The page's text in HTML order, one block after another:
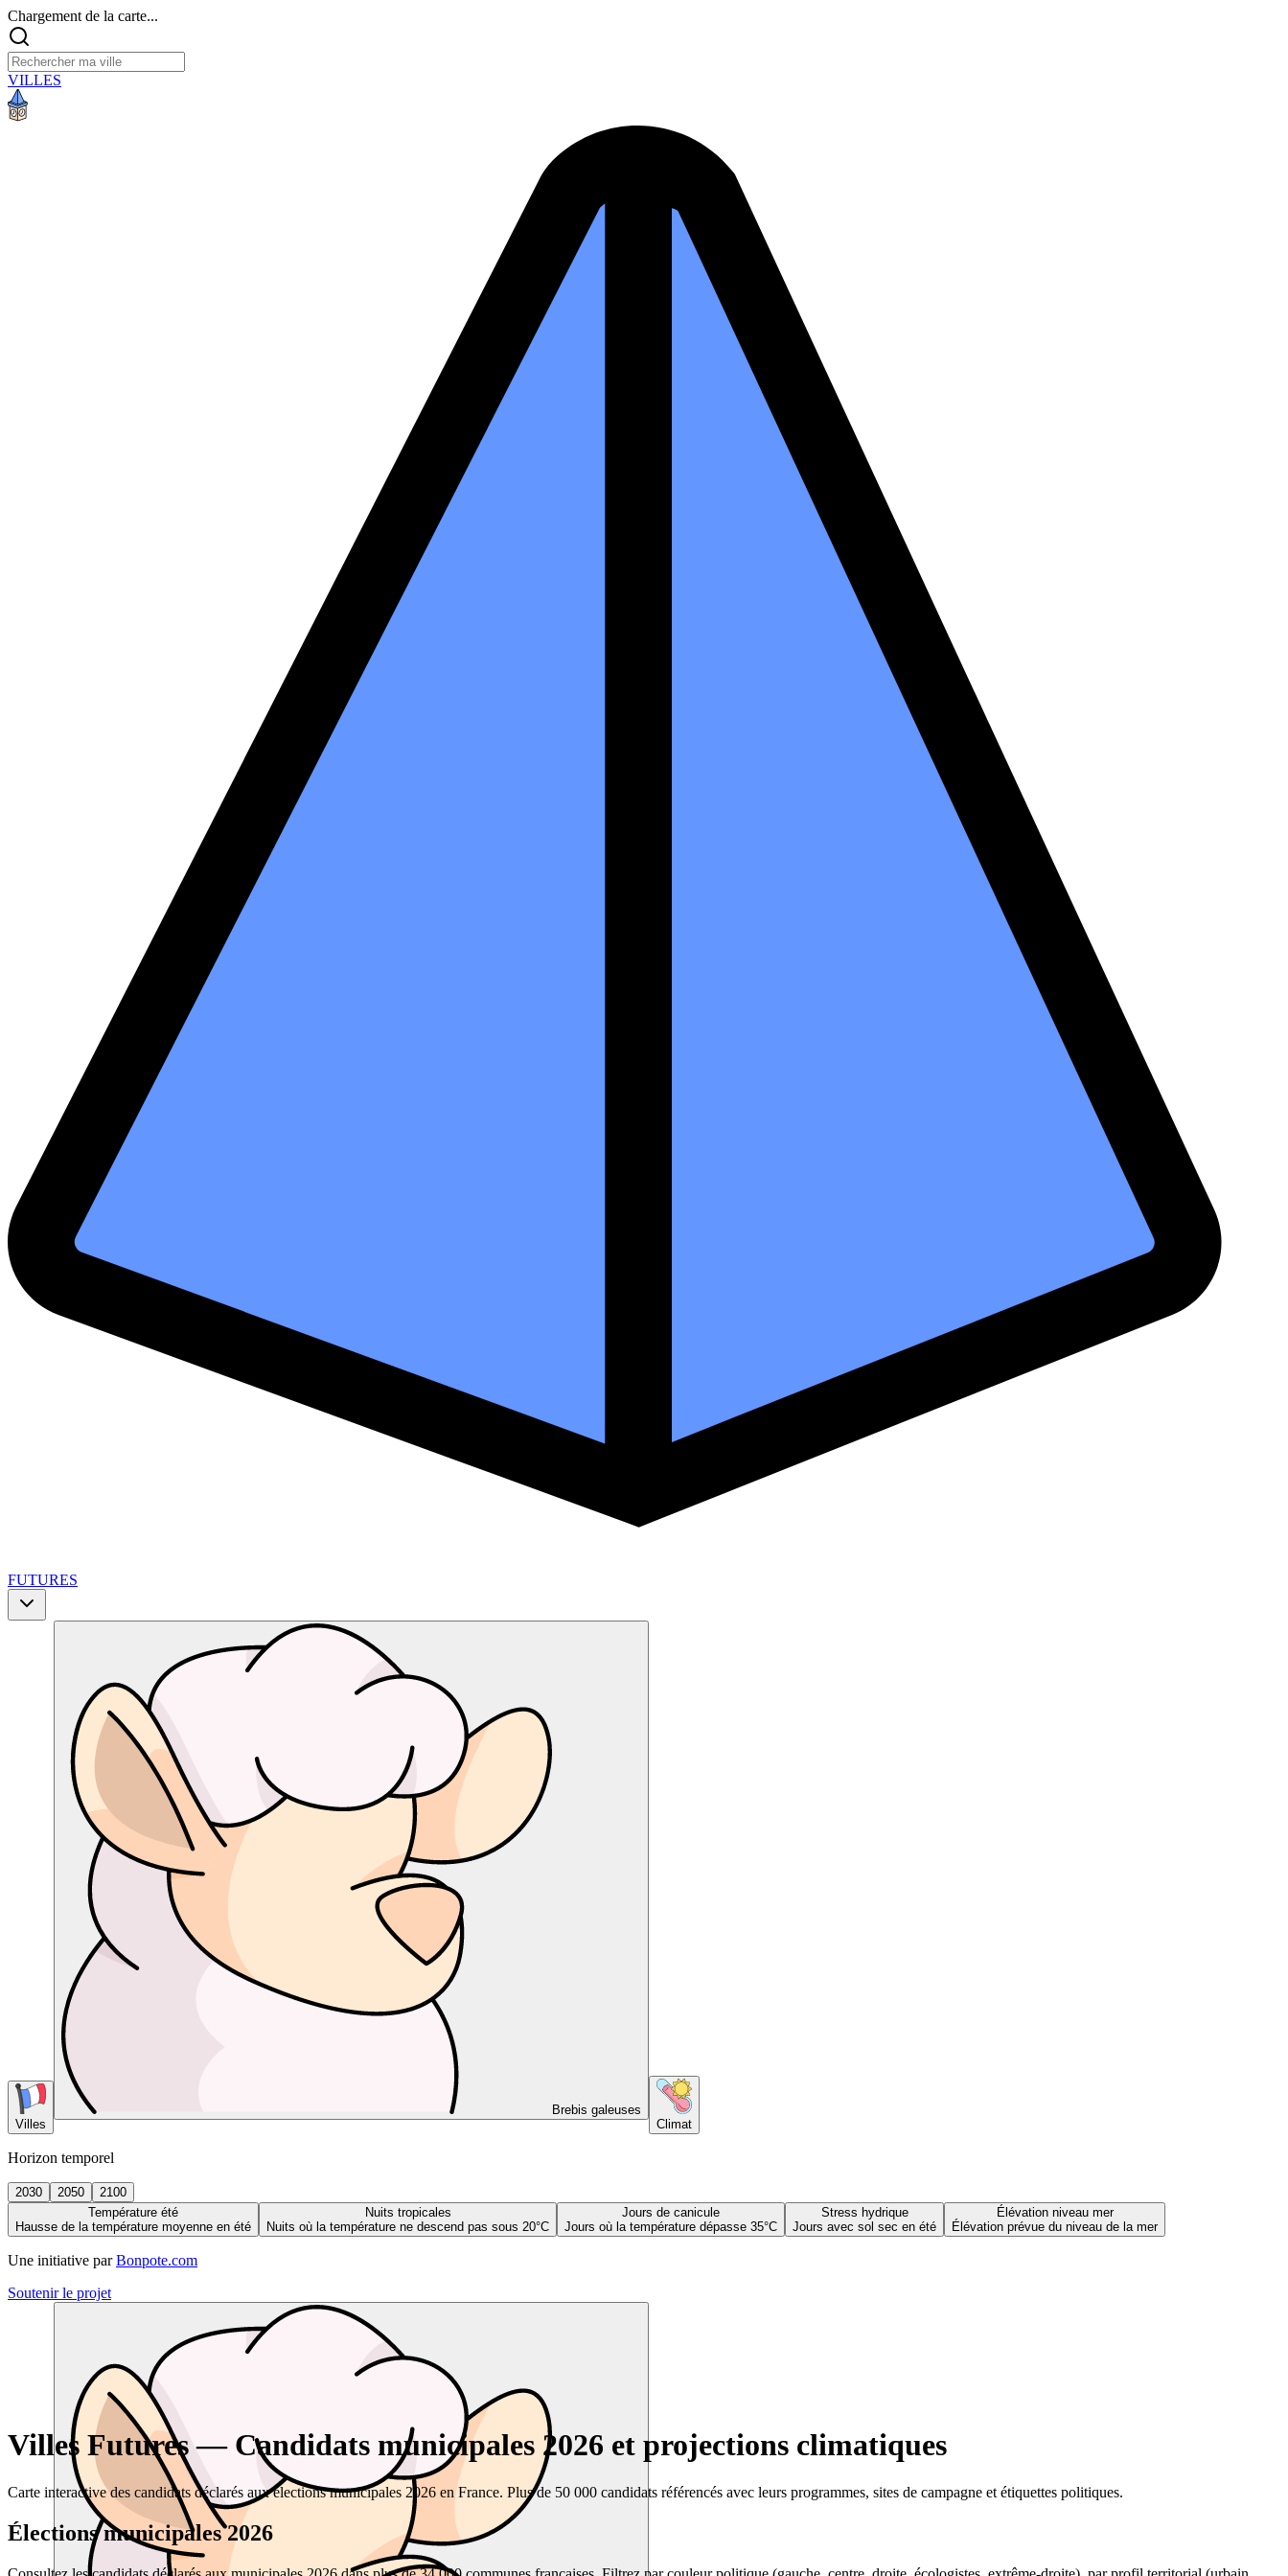
Chargement de la carte...
VILLES
FUTURES
Villes
Brebis galeuses
Climat
Horizon temporel
2030 2050
2100
Température été
Hausse de la température moyenne en été
Nuits tropicales
Nuits où la température ne descend pas sous 20°C
Jours de canicule
Jours où la température dépasse 35°C
Stress hydrique
Jours avec sol sec en été
Élévation niveau mer
Élévation prévue du niveau de la mer
Une initiative par Bonpote.com
Soutenir le projet
Villes Futures — Candidats municipales 2026 et projections climatiques
Carte interactive des candidats déclarés aux élections municipales 2026 en France. Plus de 50 000 candidats référencés avec leurs programmes, sites de campagne et étiquettes politiques.
Élections municipales 2026